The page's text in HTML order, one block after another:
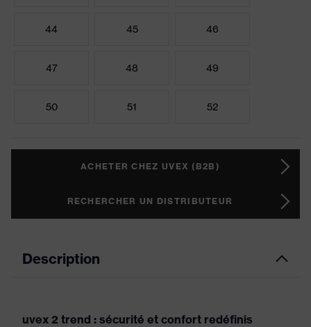
44 45 46
47 48 49
50 51 52
ACHETER CHEZ UVEX (B2B)
RECHERCHER UN DISTRIBUTEUR
Description
uvex 2 trend : sécurité et confort redéfinis